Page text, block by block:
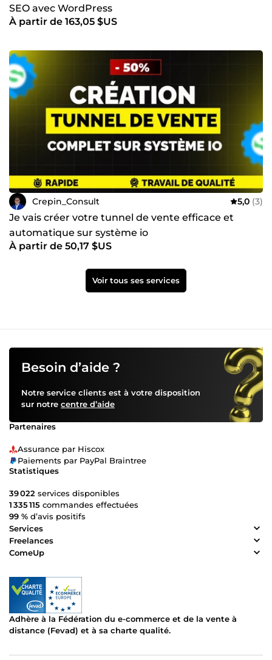
SEO avec WordPress
À partir de 163,05 $US
Crepin_Consult 5,0 (3)
Je vais créer votre tunnel de vente efficace et
automatique sur système io
À partir de 50,17 $US
Voir tous ses services
Besoin d’aide ?
Notre service clients est à votre disposition
sur notre centre d’aide
Partenaires
Assurance par Hiscox
Paiements par PayPal Braintree
Statistiques
39 022 services disponibles
1 335 115 commandes effectuées
99 % d’avis positifs
Services
Freelances
ComeUp
Adhère à la Fédération du e-commerce et de la vente à
distance (Fevad) et à sa charte qualité.